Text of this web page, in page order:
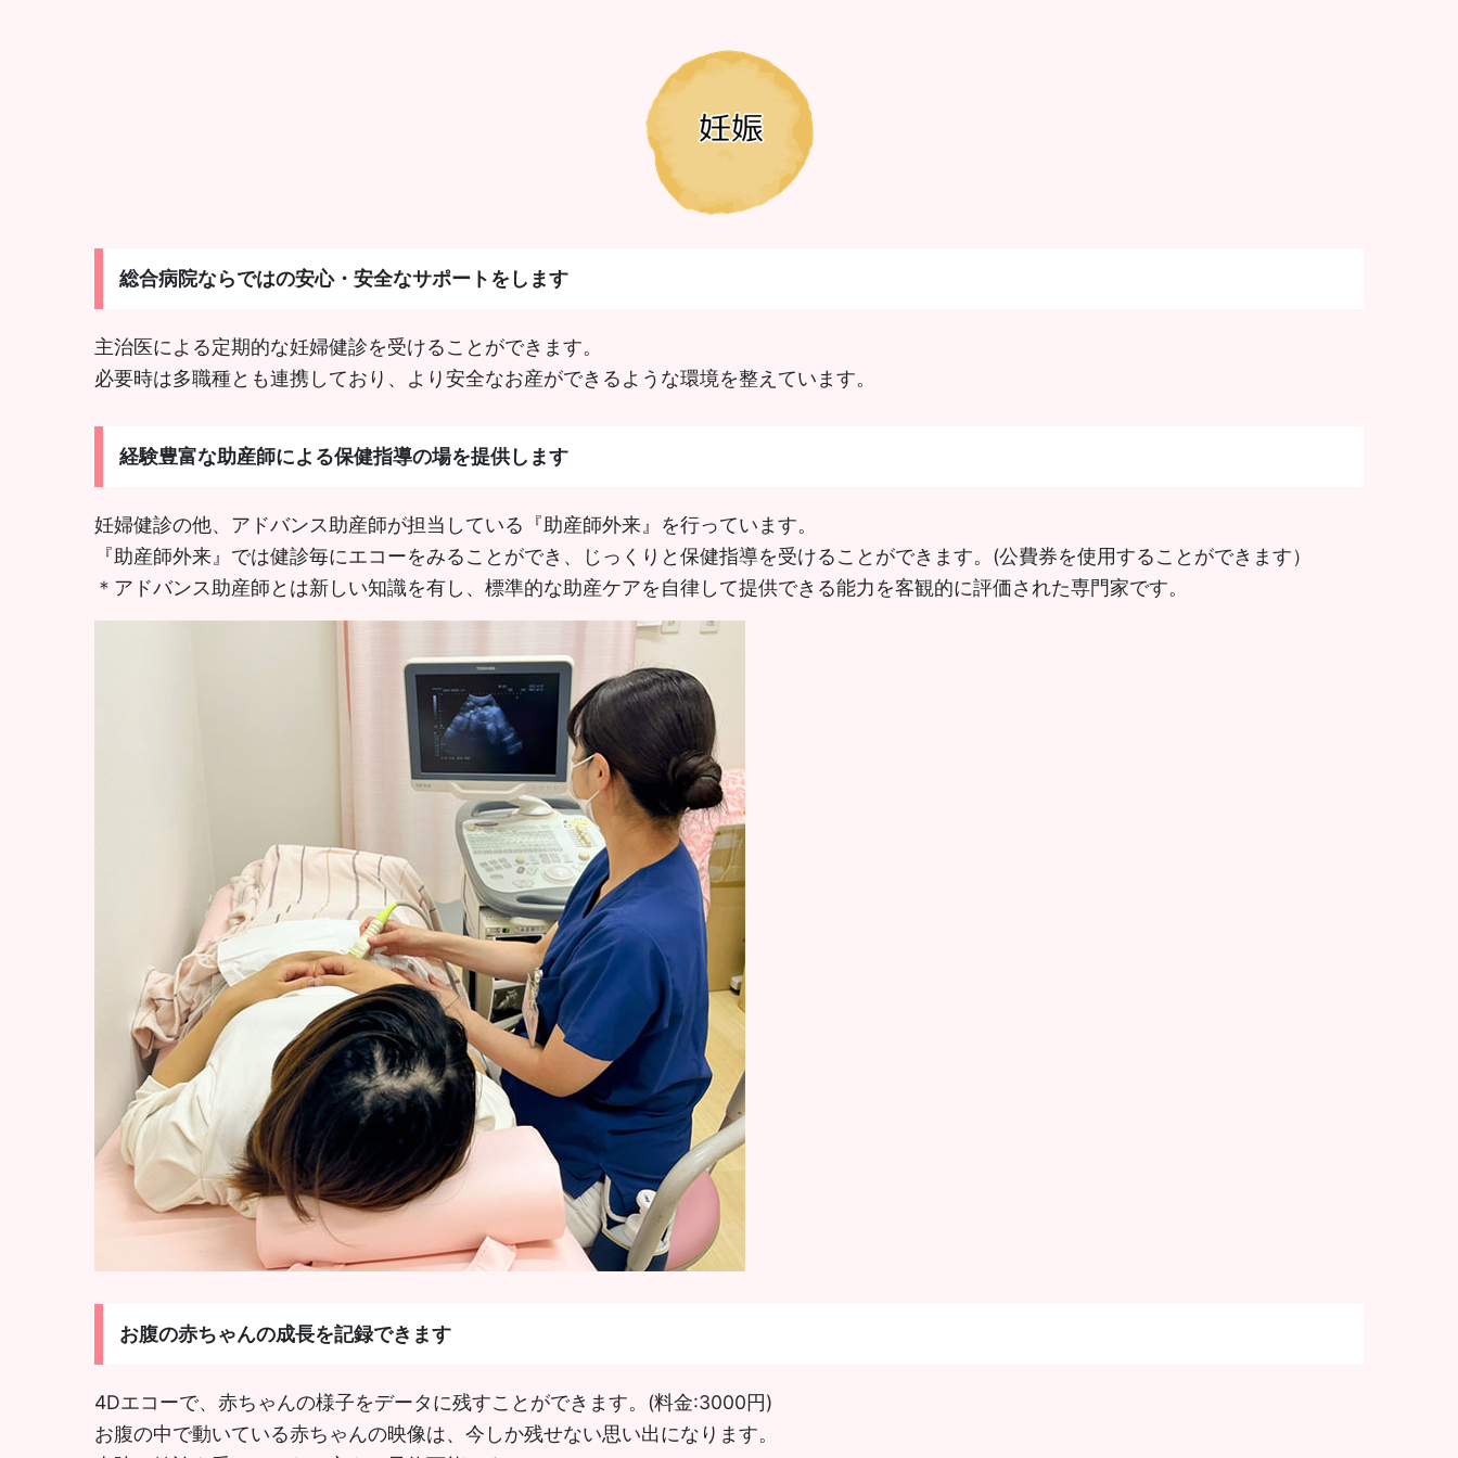
総合病院ならではの安心・安全なサポートをします
主治医による定期的な妊婦健診を受けることができます。
必要時は多職種とも連携しており、より安全なお産ができるような環境を整えています。
経験豊富な助産師による保健指導の場を提供します
妊婦健診の他、アドバンス助産師が担当している『助産師外来』を行っています。
『助産師外来』では健診毎にエコーをみることができ、じっくりと保健指導を受けることができます。(公費券を使用することができます）
＊アドバンス助産師とは新しい知識を有し、標準的な助産ケアを自律して提供できる能力を客観的に評価された専門家です。
お腹の赤ちゃんの成長を記録できます
4Dエコーで、赤ちゃんの様子をデータに残すことができます。(料金:3000円)
お腹の中で動いている赤ちゃんの映像は、今しか残せない思い出になります。